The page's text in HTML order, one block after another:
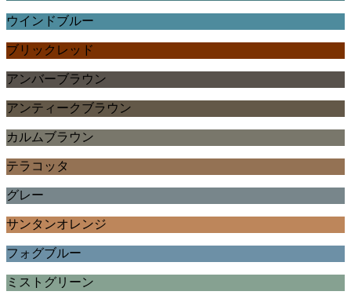
ウインドブルー
ブリックレッド
アンバーブラウン
アンティークブラウン
カルムブラウン
テラコッタ
グレー
サンタンオレンジ
フォグブルー
ミストグリーン